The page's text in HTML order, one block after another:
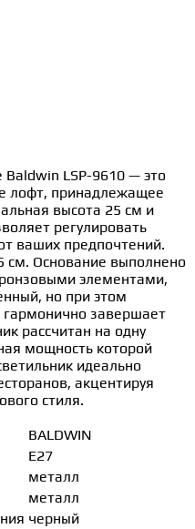
Baldwin LSP-9610 — это
лофт, принадлежащее
высота 25 см и
регулировать
ваших предпочтений.
см. Основание выполнено
элементами,
но при этом
завершает
рассчитан на одну
мощность которой
идеально
акцентируя
стиля.
BALDWIN
E27
металл
металл
черный